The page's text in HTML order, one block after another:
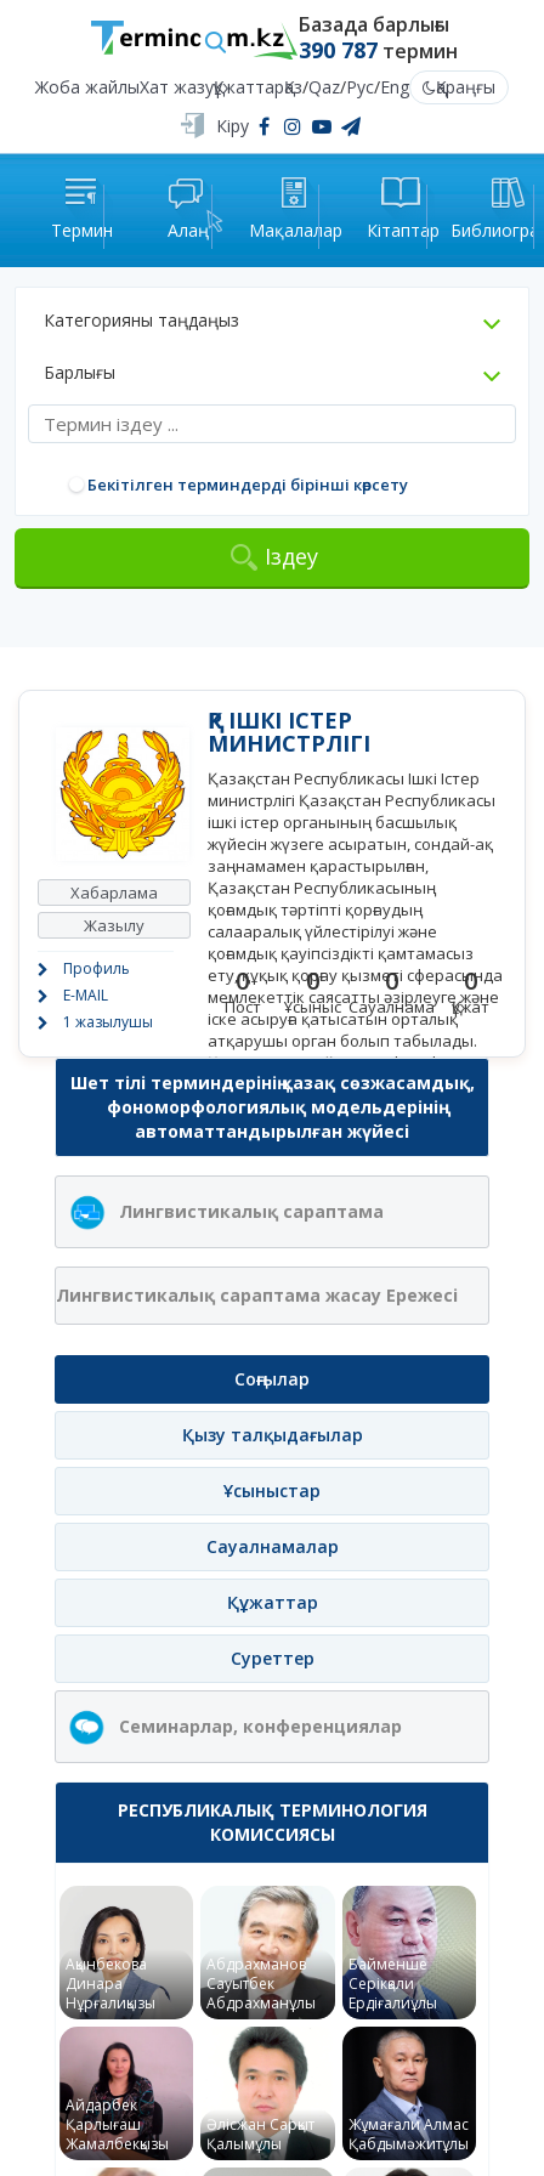
Базада барлығы
390 787термин
Жоба жайлыХат жазуҚұжаттарҚаз/Qaz/Рус/Eng
Қараңғы
Кіру
Термин Алаң Мақалалар Кітаптар
Категорияны таңдаңыз
Барлығы
Бекітілген терминдерді бірінші көрсету
Іздеу
Хабарлама
Жазылу
Профиль
E-MAIL
1 жазылушы
ҚР ІШКІ ІСТЕР
МИНИСТРЛІГІ
Қазақстан Республикасы Ішкі Істер
министрлігі Қазақстан Республикасы
ішкі істер органының басшылық
жүйесін жүзеге асыратын, сондай-ақ
заңнамамен қарастырылған,
Қазақстан Республикасының
қоғамдық тәртіпті қорғаудың
салааралық үйлестірілуі және
қоғамдық қауіпсіздікті қамтамасыз
ету, құқық қорғау қызметі сферасында
мемлекеттік саясатты әзірлеуге және
іске асыруға қатысатын орталық
атқарушы орган болып табылады.
ҚР ІІМ ресми сайты - mvd.gov.kz
0
Пост
0
Ұсыныс
0
Сауалнама
0
Құжат
Шет тілі терминдерінің қазақ сөзжасамдық,
фономорфологиялық модельдерінің
автоматтандырылған жүйесі
Лингвистикалық сараптама
Лингвистикалық сараптама жасау Ережесі
Соңғылар
Қызу талқыдағылар
Ұсыныстар
Сауалнамалар
Құжаттар
Суреттер
Семинарлар, конференциялар
РЕСПУБЛИКАЛЫҚ ТЕРМИНОЛОГИЯ
КОМИССИЯСЫ
Ақынбекова
Динара
Нұрғалиқызы
Абдрахманов
Сауытбек
Абдрахманұлы
Байменше
Серікқали
Ердіғалиұлы
Айдарбек
Қарлығаш
Жамалбекқызы
Әлісжан Сарқыт
Қалымұлы
Жұмағали Алмас
Қабдымәжитұлы